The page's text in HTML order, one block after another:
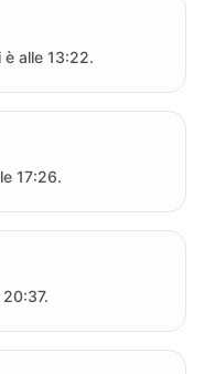
alle 13:22.
17:26.